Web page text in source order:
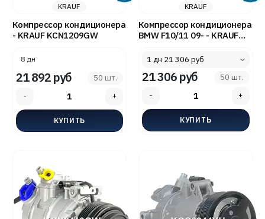
KRAUF
Компрессор кондиционера
- KRAUF KCN1209GW
8 дн
21 892 руб 50 шт.
KRAUF
Компрессор кондиционера
BMW F10/11 09- - KRAUF
21 306 руб 50 шт.